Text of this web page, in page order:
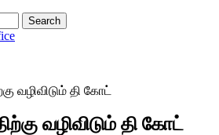
வழிவிடும் தி கோட்
வழிவிடும் தி கோட்